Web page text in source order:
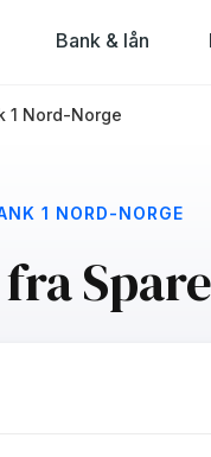
Bank & lån
1 Nord-Norge
1 NORD-NORGE